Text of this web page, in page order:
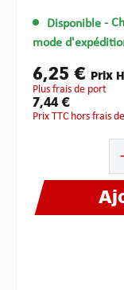
Disponible -
mode
6,25 € Prix
plus frais de port
7,44 €
Prix TTC hors frais